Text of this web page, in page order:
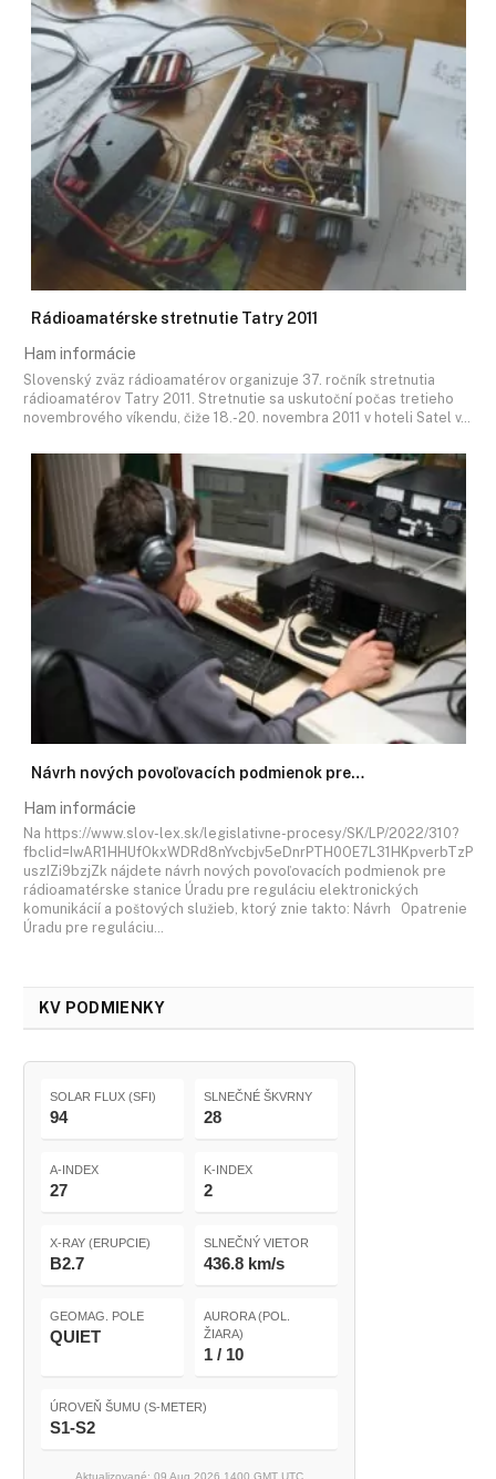
Rádioamatérske stretnutie Tatry 2011
Ham informácie
Slovenský zväz rádioamatérov organizuje 37. ročník stretnutia
rádioamatérov Tatry 2011. Stretnutie sa uskutoční počas tretieho
novembrového víkendu, čiže 18.-20. novembra 2011 v hoteli Satel v…
Návrh nových povoľovacích podmienok pre…
Ham informácie
Na https://www.slov-lex.sk/legislativne-procesy/SK/LP/2022/310?
fbclid=IwAR1HHUfOkxWDRd8nYvcbjv5eDnrPTH0OE7L31HKpverbTzP
uszIZi9bzjZk nájdete návrh nových povoľovacích podmienok pre
rádioamatérske stanice Úradu pre reguláciu elektronických
komunikácií a poštových služieb, ktorý znie takto: Návrh Opatrenie
Úradu pre reguláciu…
KV PODMIENKY
SOLAR FLUX (SFI)
94
SLNEČNÉ ŠKVRNY
28
A-INDEX
27
K-INDEX
2
X-RAY (ERUPCIE)
B2.7
SLNEČNÝ VIETOR
436.8 km/s
GEOMAG. POLE
QUIET
AURORA (POL.
ŽIARA)
1 / 10
ÚROVEŇ ŠUMU (S-METER)
S1-S2